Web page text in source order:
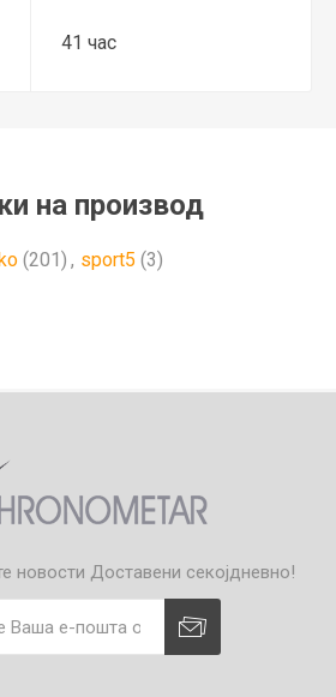
41 час
на производ
(201) , sport5 (3)
новости Доставени секојдневно!